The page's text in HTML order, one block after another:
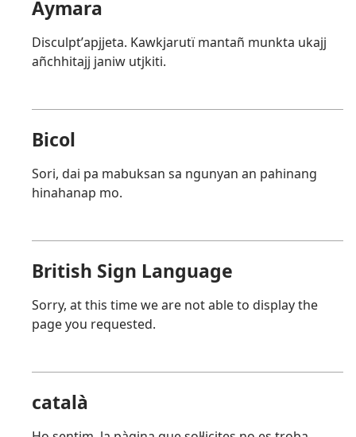
Aymara
Disculptʼapjjeta. Kawkjarutï mantañ munkta ukajj
añchhitajj janiw utjkiti.
Bicol
Sori, dai pa mabuksan sa ngunyan an pahinang
hinahanap mo.
British Sign Language
Sorry, at this time we are not able to display the
page you requested.
català